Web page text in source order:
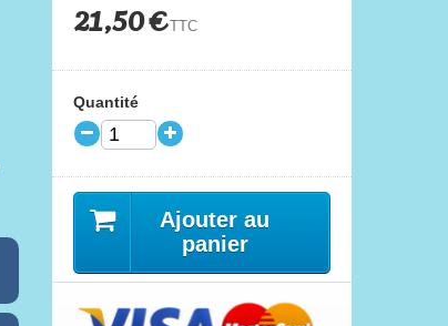
21,50 €TTC
Quantité
Ajouter au
panier